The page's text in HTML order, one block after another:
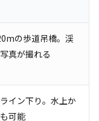
の歩道吊橋。渓
真が撮れる
イン下り。水上か
可能